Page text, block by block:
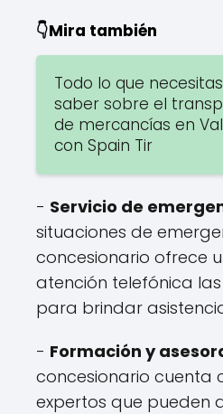
👇Mira también
Todo lo que necesitas
saber sobre el
de mercancías en
con Spain Tir
- Servicio de
situaciones de
concesionario ofrece
atención telefónica
para brindar
- Formación y
concesionario cuenta
expertos que pueden